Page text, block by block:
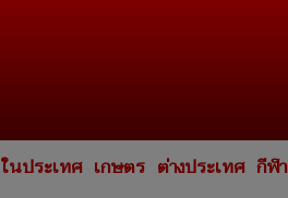
ในประเทศ เกษตร ต่างประเทศ กีฬา